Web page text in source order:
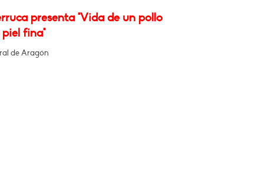
presenta "Vida de un pollo
fina"
de Aragón